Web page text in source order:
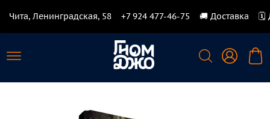
Чита, Ленинградская, 58 +7 924 477-46-75 🚚 Доставка 🗓️